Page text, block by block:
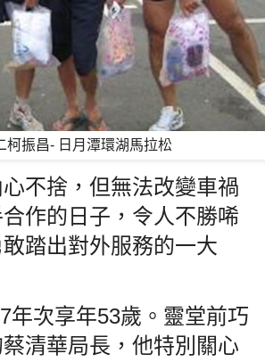
柯振昌- 日月潭環湖馬拉松
不捨，但無法改變車禍
作的日子，令人不勝唏
踏出對外服務的一大
年次享年53歲。靈堂前巧
清華局長，他特別關心